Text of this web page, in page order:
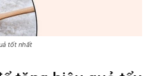
tốt nhất